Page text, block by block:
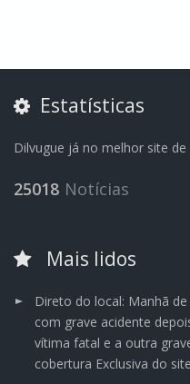
Estatísticas
Dilvugue já no melhor site de
25018 Notícias
Mais lidos
Direto do local: Manhã
com grave acidente
vítima fatal e a outra
cobertura Exclusiva do